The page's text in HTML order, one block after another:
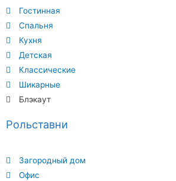
Рольставни
Загородный дом
Офис
Гостинная
Спальня
Кухня
Детская
Классические
Шикарные
Блэкаут